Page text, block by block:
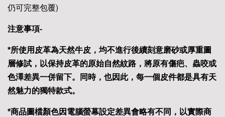
仍可完整包覆)
注意事項-
*所使用皮革為天然牛皮，均不進行後續刻意磨砂或厚重圖
層修試，以保持皮革的原始自然紋路，將原有傷疤、蟲咬或
色澤差異一併留下。同時，也因此，每一個皮件都是具有天
然魅力的獨特款式。
*商品圖檔顏色因電腦螢幕設定差異會略有不同，以實際商